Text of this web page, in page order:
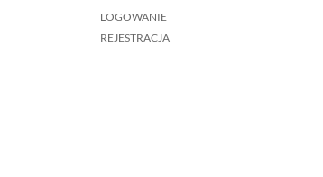
LOGOWANIE
REJESTRACJA